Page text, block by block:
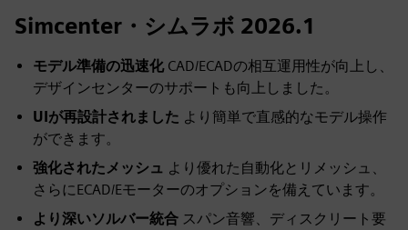
Simcenter・シムラボ 2026.1
モデル準備の迅速化CAD/ECADの相互運用性が向上し、
デザインセンターのサポートも向上しました。
UIが再設計されました より簡単で直感的なモデル操作
ができます。
強化されたメッシュ より優れた自動化とリメッシュ、
さらにECAD/Eモーターのオプションを備えています。
より深いソルバー統合 スパン音響、ディスクリート要